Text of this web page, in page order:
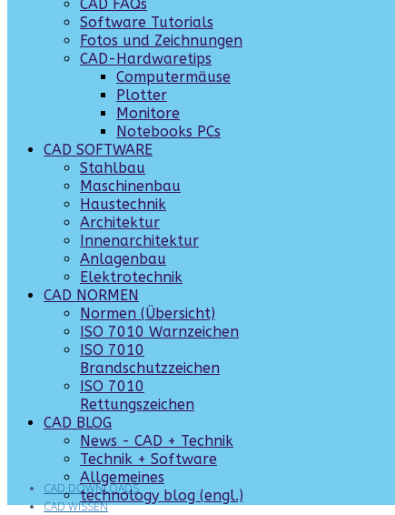
CAD FAQs
Software Tutorials
Fotos und Zeichnungen
CAD-Hardwaretips
Computermäuse
Plotter
Monitore
Notebooks PCs
CAD SOFTWARE
Stahlbau
Maschinenbau
Haustechnik
Architektur
Innenarchitektur
Anlagenbau
Elektrotechnik
CAD NORMEN
Normen (Übersicht)
ISO 7010 Warnzeichen
ISO 7010
Brandschutzzeichen
ISO 7010
Rettungszeichen
CAD BLOG
News - CAD + Technik
Technik + Software
Allgemeines
technology blog (engl.)
CAD DOWNLOADS
CAD WISSEN